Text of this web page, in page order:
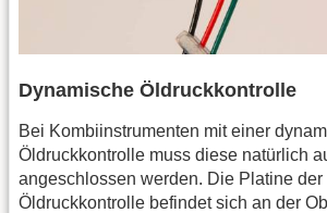
Dynamische Öldruckkontrolle
Bei Kombiinstrumenten mit einer
Öldruckkontrolle muss diese natürlich
angeschlossen werden. Die Platine der
Öldruckkontrolle befindet sich an der